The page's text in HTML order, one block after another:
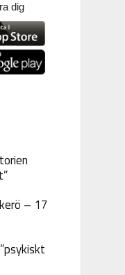
dig
– 17